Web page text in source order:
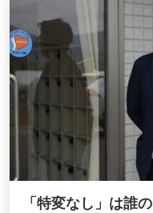
「特変なし」は誰